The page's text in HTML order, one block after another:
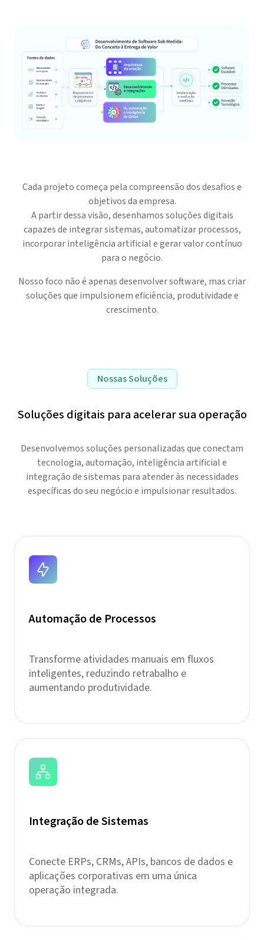
Cada projeto começa pela compreensão dos desafios e
objetivos da empresa.
A partir dessa visão, desenhamos soluções digitais
capazes de integrar sistemas, automatizar processos,
incorporar inteligência artificial e gerar valor contínuo
para o negócio.
Nosso foco não é apenas desenvolver software, mas criar
soluções que impulsionem eficiência, produtividade e
crescimento.
Nossas Soluções
Soluções digitais para acelerar sua operação
Desenvolvemos soluções personalizadas que conectam
tecnologia, automação, inteligência artificial e
integração de sistemas para atender às necessidades
específicas do seu negócio e impulsionar resultados.
Automação de Processos
Transforme atividades manuais em fluxos
inteligentes, reduzindo retrabalho e
aumentando produtividade.
Integração de Sistemas
Conecte ERPs, CRMs, APIs, bancos de dados e
aplicações corporativas em uma única
operação integrada.